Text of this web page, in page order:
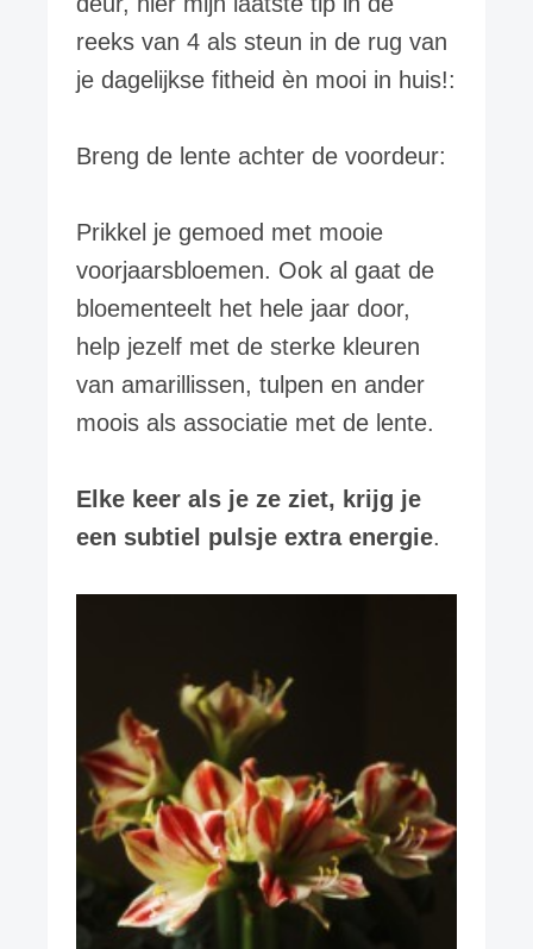
reeks van 4 als steun in de rug van
je dagelijkse fitheid èn mooi in huis!:
Breng de lente achter de voordeur:
Prikkel je gemoed met mooie
voorjaarsbloemen. Ook al gaat de
bloementeelt het hele jaar door,
help jezelf met de sterke kleuren
van amarillissen, tulpen en ander
moois als associatie met de lente.
Elke keer als je ze ziet, krijg je
een subtiel pulsje extra energie.